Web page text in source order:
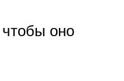
чтобы оно